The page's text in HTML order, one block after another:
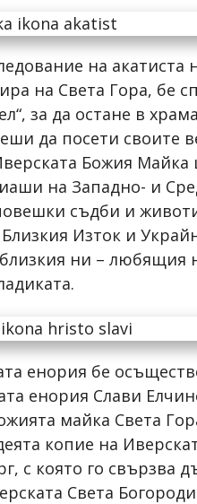
на акатиста
на Света Гора, бе
за да остане в
да посети своите
Божия
на Западно- и
съдби и
Изток и
ни – любящия
енория бе
енория Слави
майка Света
копие на
с която го свързва
Света